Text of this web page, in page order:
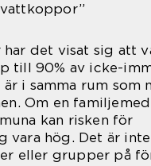
har det visat sig att
till 90% av icke-
i samma rum som
Om en
kan risken för
vara hög. Det är
eller grupper på